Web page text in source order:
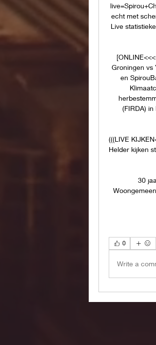
echt met
Live
Groningen vs
en
(FIRDA)
(((LIVE
Helder kijken
30
0
Write a